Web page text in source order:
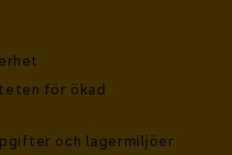
för ökad
och lagermiljöer